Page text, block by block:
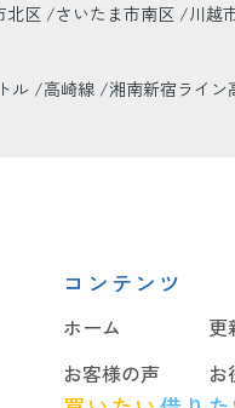
北区 さいたま市南区
川越
ル 高崎線 湘南新宿ライ
コンテンツ
ホーム
更
お客様の声
お